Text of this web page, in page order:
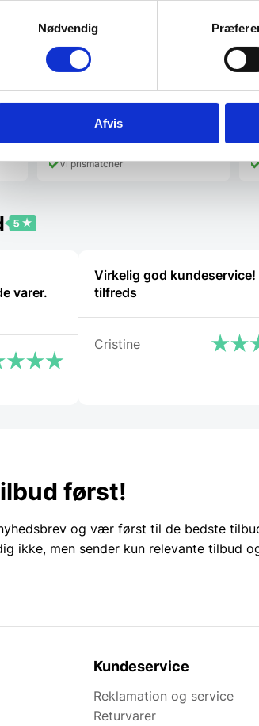
Nødvendig
Afvis
Victorinox Fibrox Kokkekniv m/
bølgeskær 25 cmHårdhed: 55
HrCVictorinox…
629,00DKKDen
oprindelige
pris
var:
629,00 DKK.
aktuelle
er:Vi prismatcher
varer.
Virkelig god kundeservice!
tilfreds
Cristine
først!
og vær først til de bedste
ikke, men sender kun relevante tilbud
Kundeservice
Reklamation og service
Returvarer